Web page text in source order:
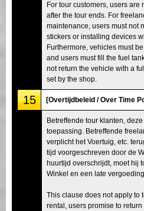
For tour customers, users
after the tour ends. For
maintenance, users must not
stickers or installing devices
Furthermore, vehicles must
and users must fill the fuel
not return the vehicle with a
set by the shop.
15 [Overtijdbeleid / Over Time
Betreffende tour klanten,
toepassing. Betreffende
verplicht het Voertuig, etc.
tijd voorgeschreven door de
huurtijd overschrijdt, moet hij
Winkel en een late
This clause does not apply to
rental, users promise to